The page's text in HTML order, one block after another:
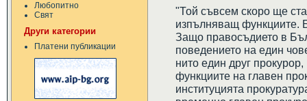
Любопитно
Свят
Други категории
Платени публикации
"Той съвсем скоро ще
изпълняващ функциите.
Защо правосъдието в
поведението на един
нито един друг
функциите на главен
институцията